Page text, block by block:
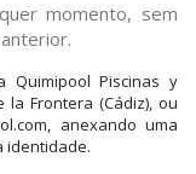
momento, sem
Quimipool Piscinas y
la Frontera (Cádiz), ou
anexando uma
identidade.